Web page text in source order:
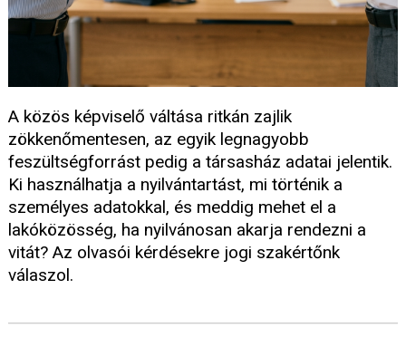
A közös képviselő váltása ritkán zajlik
zökkenőmentesen, az egyik legnagyobb
feszültségforrást pedig a társasház adatai jelentik.
Ki használhatja a nyilvántartást, mi történik a
személyes adatokkal, és meddig mehet el a
lakóközösség, ha nyilvánosan akarja rendezni a
vitát? Az olvasói kérdésekre jogi szakértőnk
válaszol.